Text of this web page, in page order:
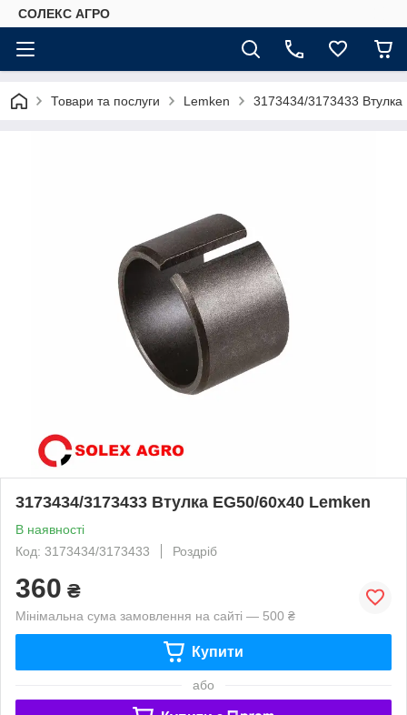
СОЛЕКС АГРО
Товари та послуги Lemken 3173434/3173433
3173434/3173433 Втулка EG50/60х40 Lemken
В наявності
Код: 3173434/3173433
Роздріб
360 ₴
Мінімальна сума замовлення на сайті — 500 ₴
Купити
або